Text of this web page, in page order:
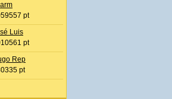
pt
Luis
pt
Rep
pt